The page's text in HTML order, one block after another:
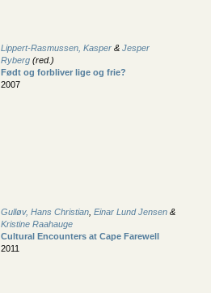
Lippert-Rasmussen, Kasper & Jesper
Ryberg (red.)
Født og forbliver lige og frie?
2007
Gulløv, Hans Christian Einar Lund Jensen &
Kristine Raahauge
Cultural Encounters at Cape Farewell
2011